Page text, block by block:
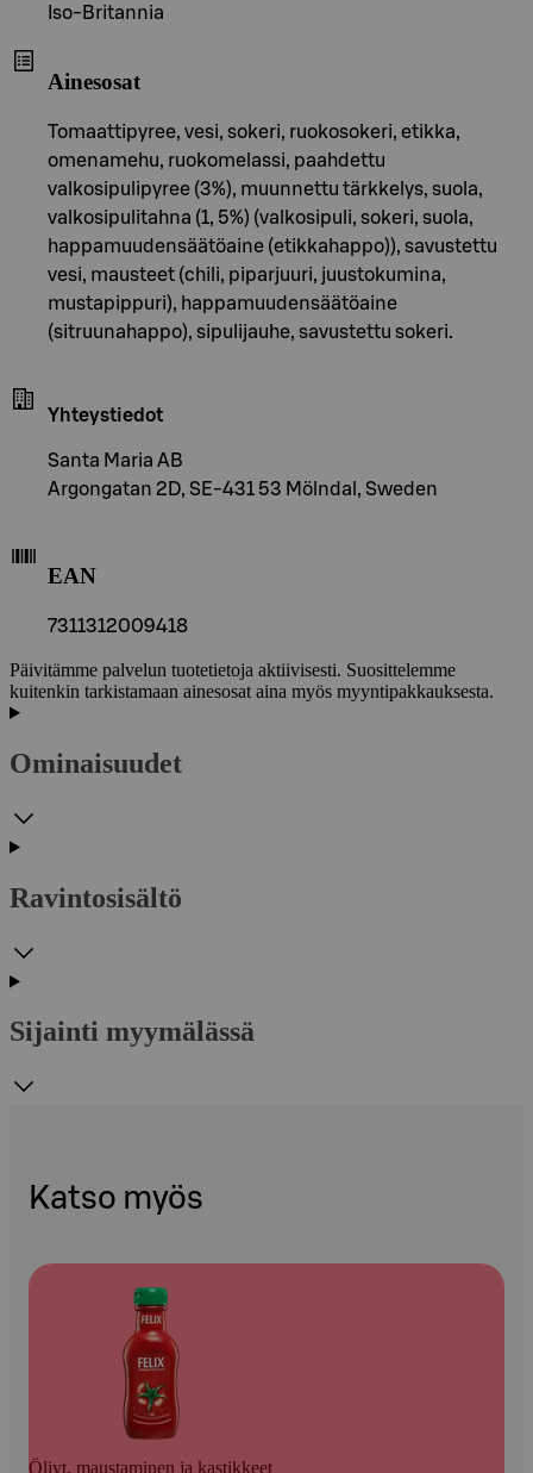
Iso-Britannia
Ainesosat
Tomaattipyree, vesi, sokeri, ruokosokeri, etikka,
omenamehu, ruokomelassi, paahdettu
valkosipulipyree (3%), muunnettu tärkkelys, suola,
valkosipulitahna (1, 5%) (valkosipuli, sokeri, suola,
happamuudensäätöaine (etikkahappo)), savustettu
vesi, mausteet (chili, piparjuuri, juustokumina,
mustapippuri), happamuudensäätöaine
(sitruunahappo), sipulijauhe, savustettu sokeri.
Yhteystiedot
Santa Maria AB
Argongatan 2D, SE-431 53 Mölndal, Sweden
EAN
7311312009418
Päivitämme palvelun tuotetietoja aktiivisesti. Suosittelemme
kuitenkin tarkistamaan ainesosat aina myös myyntipakkauksesta.
Ominaisuudet
Ravintosisältö
Sijainti myymälässä
Katso myös
Öljyt, maustaminen ja kastikkeet